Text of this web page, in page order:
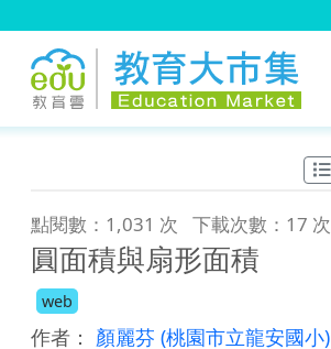
點閱數：1,031 次 下載次數：17 次
圓面積與扇形面積
web
作者： 顏麗芬 (桃園市立龍安國小)